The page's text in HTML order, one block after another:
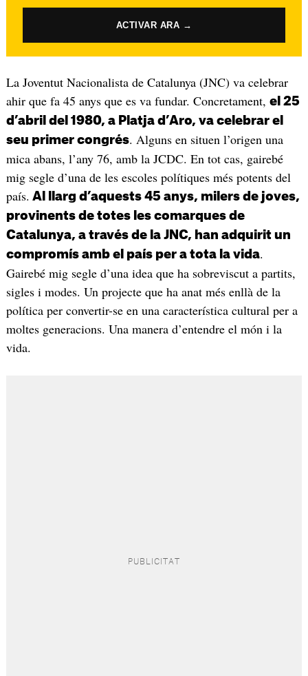
ACTIVAR ARA →
La Joventut Nacionalista de Catalunya (JNC) va celebrar
ahir que fa 45 anys que es va fundar. Concretament, el 25
d’abril del 1980, a Platja d’Aro, va celebrar el
seu primer congrés. Alguns en situen l’origen una
mica abans, l’any 76, amb la JCDC. En tot cas, gairebé
mig segle d’una de les escoles polítiques més potents del
país. Al llarg d’aquests 45 anys, milers de joves,
provinents de totes les comarques de
Catalunya, a través de la JNC, han adquirit un
compromís amb el país per a tota la vida.
Gairebé mig segle d’una idea que ha sobreviscut a partits,
sigles i modes. Un projecte que ha anat més enllà de la
política per convertir-se en una característica cultural per a
moltes generacions. Una manera d’entendre el món i la
vida.